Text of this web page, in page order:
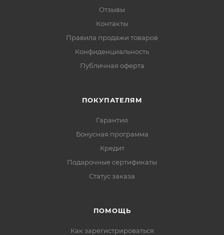
Отзывы
Контакты
Правила продажи товаров
Конфиденциальность
Публичная оферта
ПОКУПАТЕЛЯМ
Гарантия
Бонусная программа
Кредит
Подарочные сертификаты
Статус заказа
ПОМОЩЬ
Как зарегистрироваться